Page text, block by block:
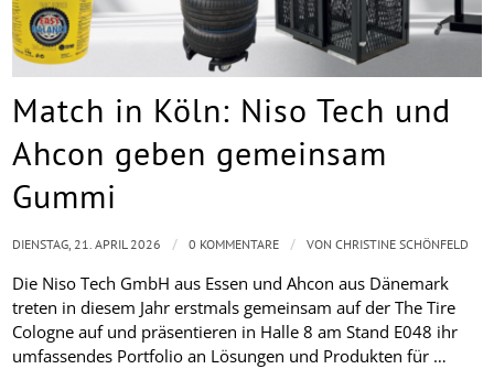
Match in Köln: Niso Tech und
Ahcon geben gemeinsam
Gummi
Die Niso Tech GmbH aus Essen und Ahcon aus Dänemark
treten in diesem Jahr erstmals gemeinsam auf der The Tire
Cologne auf und präsentieren in Halle 8 am Stand E048 ihr
umfassendes Portfolio an Lösungen und Produkten für …
DIENSTAG, 21. APRIL 2026 / 0 KOMMENTARE / VONCHRISTINE SCHÖNFELD